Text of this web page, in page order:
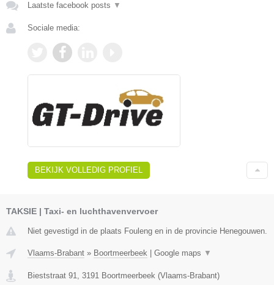
Laatste facebook posts ▼
Sociale media:
BEKIJK VOLLEDIG PROFIEL
TAKSIE | Taxi- en luchthavenvervoer
Niet gevestigd in de plaats Fouleng en in de provincie Henegouwen.
Vlaams-Brabant » Boortmeerbeek Google maps ▼
Bieststraat 91, 3191 Boortmeerbeek (Vlaams-Brabant)